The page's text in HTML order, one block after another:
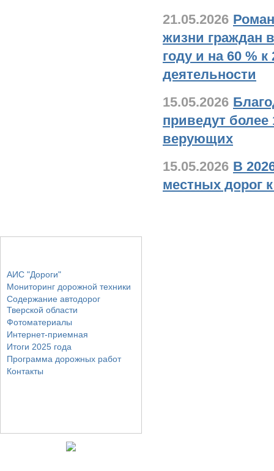
21.05.2026
жизни граждан
году и на 60 %
деятельности
15.05.2026
приведут
верующих
15.05.2026 В
местных дорог
АИС "Дороги"
Мониторинг дорожной техники
Содержание автодорог
Тверской области
Фотоматериалы
Интернет-приемная
Итоги 2025 года
Программа дорожных работ
Контакты